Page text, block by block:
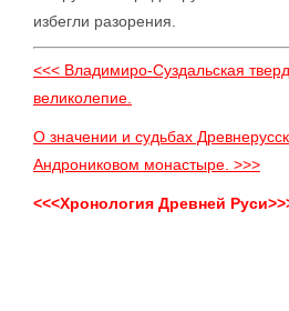
избегли разорения.
<<< Владимиро-Суздальская
великолепие.
О значении и судьбах
Андрониковом монастыре. >>>
<<<Хронология Древней